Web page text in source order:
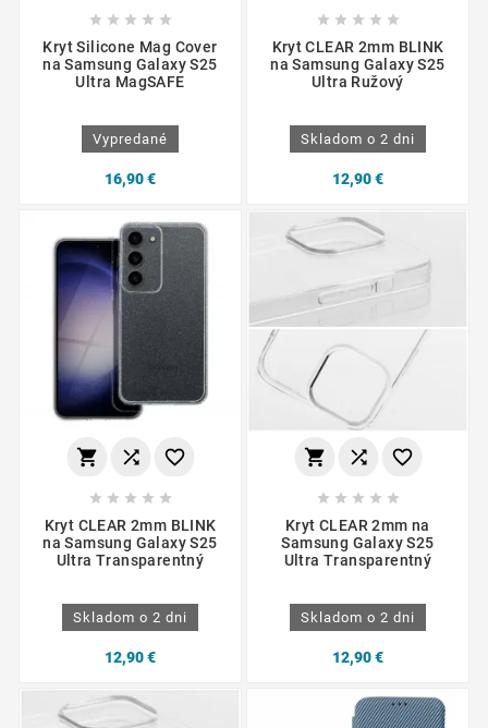
    
Kryt Silicone Mag Cover
na Samsung Galaxy S25
Ultra MagSAFE
Vypredané
16,90 €
    
Kryt CLEAR 2mm BLINK
na Samsung Galaxy S25
Ultra Ružový
Skladom o 2 dni
12,90 €
  
    
Kryt CLEAR 2mm BLINK
na Samsung Galaxy S25
Ultra Transparentný
Skladom o 2 dni
12,90 €
  
    
Kryt CLEAR 2mm na
Samsung Galaxy S25
Ultra Transparentný
Skladom o 2 dni
12,90 €